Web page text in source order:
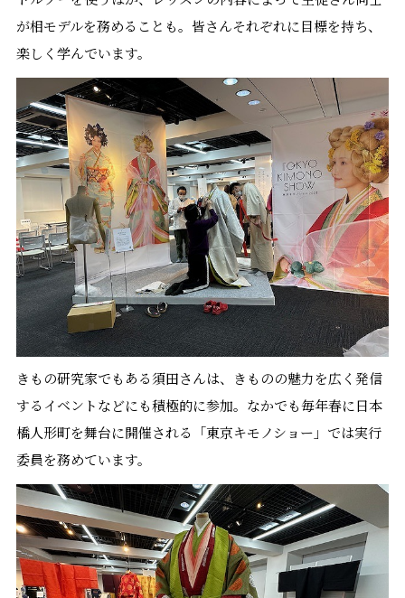
が相モデルを務めることも。皆さんそれぞれに目標を持ち、
楽しく学んでいます。
きもの研究家でもある須田さんは、きものの魅力を広く発信
するイベントなどにも積極的に参加。なかでも毎年春に日本
橋人形町を舞台に開催される「東京キモノショー」では実行
委員を務めています。